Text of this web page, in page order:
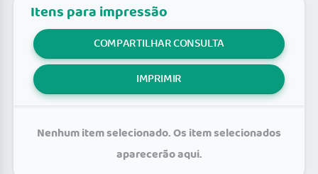
Itens para impressão
COMPARTILHAR CONSULTA
IMPRIMIR
Nenhum item selecionado. Os item selecionados
aparecerão aqui.